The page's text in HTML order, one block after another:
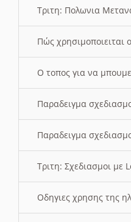
Τριτη: Πολωνια
Πώς
O τοπος για να
Παραδειγμα
Παραδειγμα
Τριτη: Σχεδιασμοι με
Οδηγιες χρησης της